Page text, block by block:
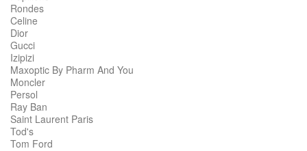
Rondes
Celine
Dior
Gucci
Izipizi
Maxoptic By Pharm And You
Moncler
Persol
Ray Ban
Saint Laurent Paris
Tod's
Tom Ford